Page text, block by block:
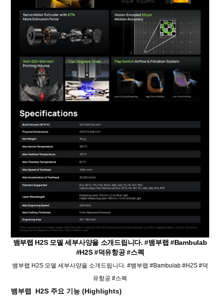
뱀부랩 H2S 모델 세부사양을 소개드립니다. #뱀부랩 #Bambulab
#H2S #덕유항공 #스펙
뱀부랩 H2S 모델 세부사양을 소개드립니다. #뱀부랩 #Bambulab #H2S #덕
유항공 #스펙
뱀부랩 H2S 주요 기능 (Highlights)